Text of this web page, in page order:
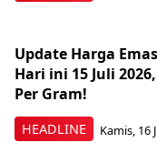
HEADLINE
Update Harga
Hari ini 15 Juli
Per Gram!
Kamis, 16